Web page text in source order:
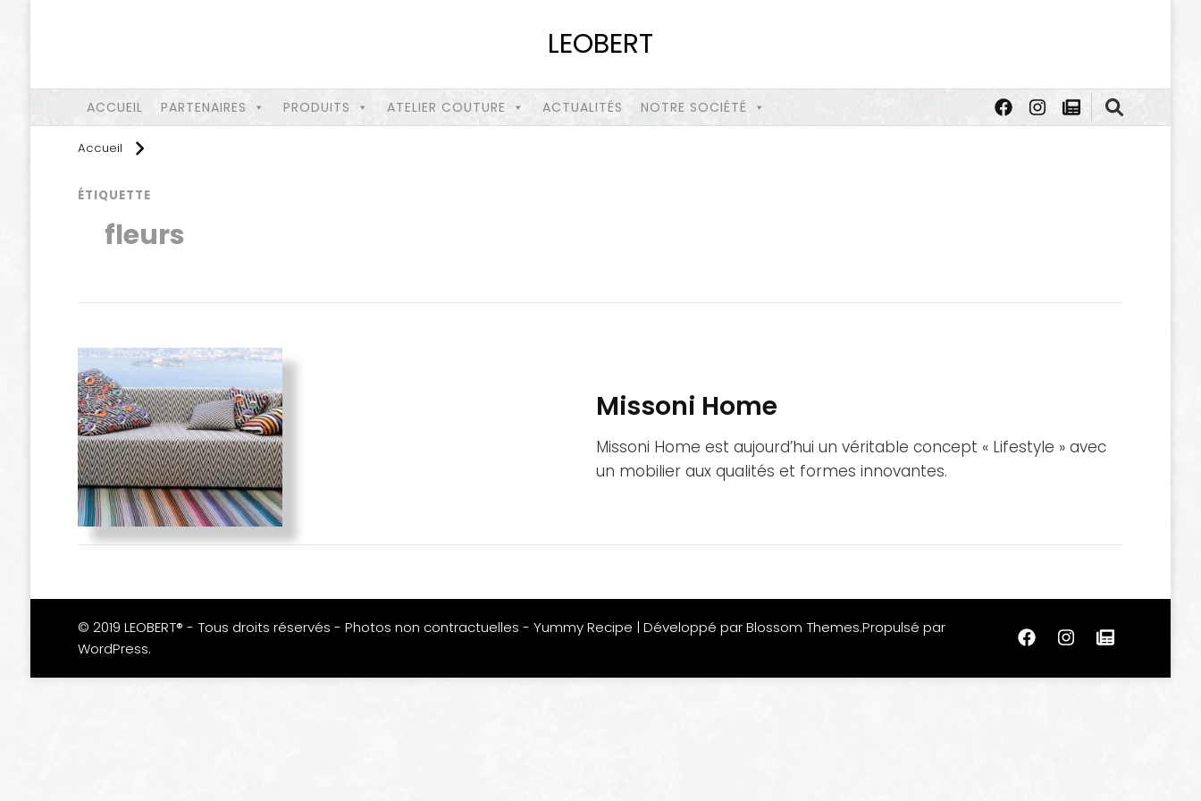
LEOBERT
ACCUEIL PARTENAIRES PRODUITS ATELIER COUTURE ACTUALITÉS NOTRE SOCIÉTÉ
Accueil
ÉTIQUETTE
fleurs
Missoni Home
Missoni Home est aujourd’hui un véritable concept « Lifestyle » avec
un mobilier aux qualités et formes innovantes.
© 2019 LEOBERT® - Tous droits réservés - Photos non contractuelles - Yummy Recipe | Développé parBlossom Themes.Propulsé par
WordPress.